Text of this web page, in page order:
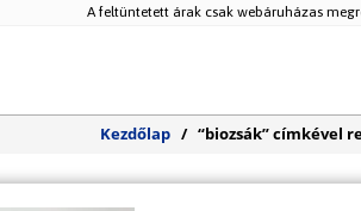
A feltüntetett árak csak webáruházas
Kezdőlap / “biozsák” címkével